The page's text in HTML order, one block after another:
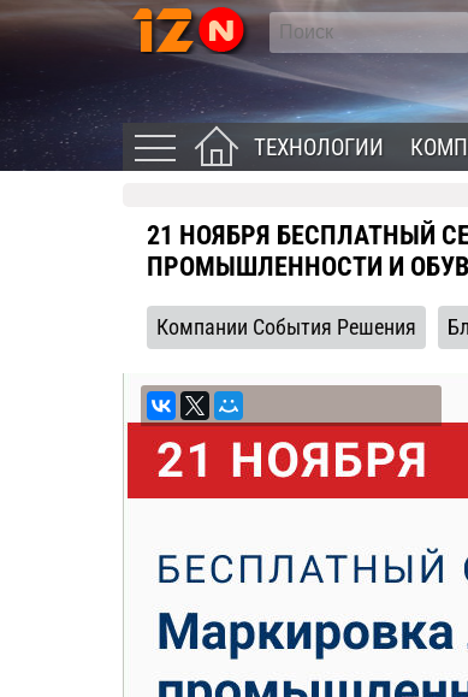
ТЕХНОЛОГИИ
21 НОЯБРЯ БЕСПЛАТНЫЙ
ПРОМЫШЛЕННОСТИ И
Компании События Решения